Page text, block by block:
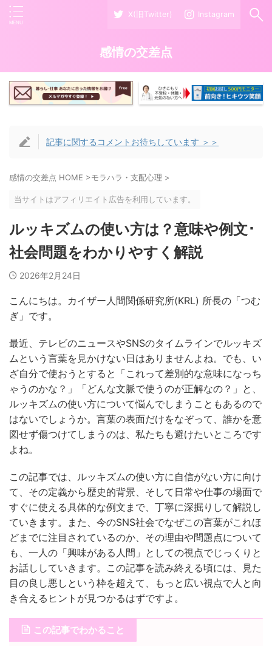
X(旧Twitter) Instagram
感情の交差点
記事に関するコメントお待ちしています ＞＞
感情の交差点 HOME >モラハラ・支配心理 >
当サイトはアフィリエイト広告を利用しています。
ルッキズムの使い方は？意味や例文･
社会問題をわかりやすく解説
2026年2月24日
こんにちは。カイザー人間関係研究所(KRL) 所長の「つむ
ぎ」です。
最近、テレビのニュースやSNSのタイムラインでルッキズ
ムという言葉を見かけない日はありませんよね。でも、い
ざ自分で使おうとすると「これって差別的な意味になっち
ゃうのかな？」「どんな文脈で使うのが正解なの？」と、
ルッキズムの使い方について悩んでしまうこともあるので
はないでしょうか。言葉の表面だけをなぞって、誰かを意
図せず傷つけてしまうのは、私たちも避けたいところです
よね。
この記事では、ルッキズムの使い方に自信がない方に向け
て、その定義から歴史的背景、そして日常や仕事の場面で
すぐに使える具体的な例文まで、丁寧に深掘りして解説し
ていきます。また、今のSNS社会でなぜこの言葉がこれほ
どまでに注目されているのか、その理由や問題点について
も、一人の「興味がある人間」としての視点でじっくりと
お話ししていきます。この記事を読み終える頃には、見た
目の良し悪しという枠を超えて、もっと広い視点で人と向
き合えるヒントが見つかるはずですよ。
この記事でわかること